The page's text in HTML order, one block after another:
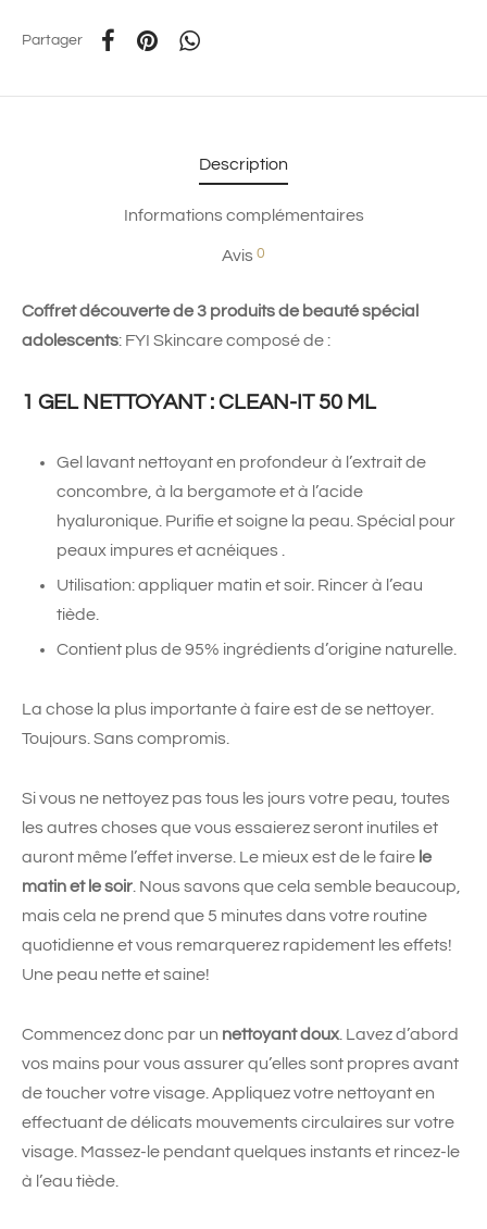
Partager
Description
Informations complémentaires
Avis 0
Coffret découverte de 3 produits de beauté spécial
adolescents: FYI Skincare composé de :
1 GEL NETTOYANT : CLEAN-IT 50 ML
Gel lavant nettoyant en profondeur à l’extrait de
concombre, à la bergamote et à l’acide
hyaluronique. Purifie et soigne la peau. Spécial pour
peaux impures et acnéiques .
Utilisation: appliquer matin et soir. Rincer à l’eau
tiède.
Contient plus de 95% ingrédients d’origine naturelle.
La chose la plus importante à faire est de se nettoyer.
Toujours. Sans compromis.
Si vous ne nettoyez pas tous les jours votre peau, toutes
les autres choses que vous essaierez seront inutiles et
auront même l’effet inverse. Le mieux est de le faire le
matin et le soir . Nous savons que cela semble beaucoup,
mais cela ne prend que 5 minutes dans votre routine
quotidienne et vous remarquerez rapidement les effets!
Une peau nette et saine!
Commencez donc par un nettoyant doux . Lavez d’abord
vos mains pour vous assurer qu’elles sont propres avant
de toucher votre visage. Appliquez votre nettoyant en
effectuant de délicats mouvements circulaires sur votre
visage. Massez-le pendant quelques instants et rincez-le
à l’eau tiède.